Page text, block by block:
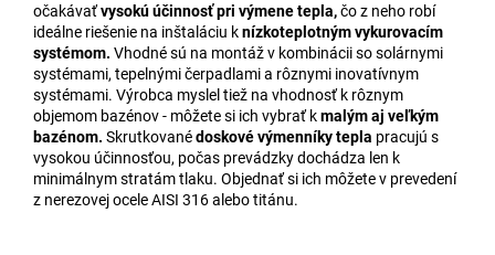
očakávaťvysokú účinnosť pri výmene tepla,čo z neho robí
ideálne riešenie na inštaláciu knízkoteplotným vykurovacím
systémom. Vhodné sú na montáž v kombinácii so solárnymi
systémami, tepelnými čerpadlami a rôznymi inovatívnym
systémami. Výrobca myslel tiež na vhodnosť k rôznym
objemom bazénov - môžete si ich vybrať kmalým aj veľkým
bazénom. Skrutkovanédoskové výmenníky tepla pracujú s
vysokou účinnosťou, počas prevádzky dochádza len k
minimálnym stratám tlaku. Objednať si ich môžete v prevedení
z nerezovej ocele AISI 316 alebo titánu.